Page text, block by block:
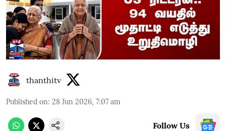
thanthitv
Published on: 28 Jun 2026, 7:07 am
Follow Us